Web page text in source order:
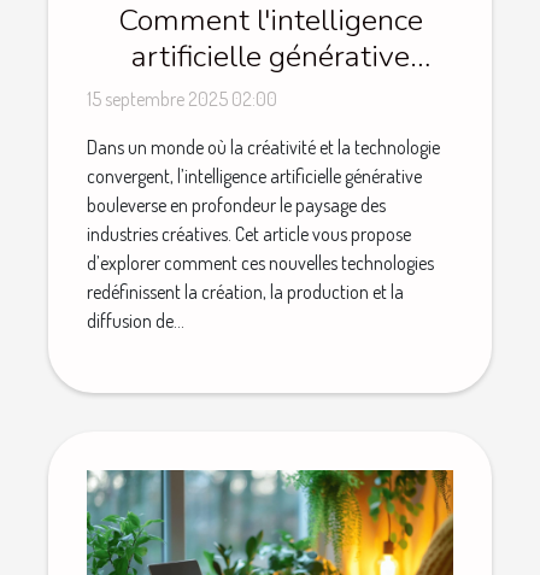
Comment l'intelligence
artificielle générative
transforme-t-elle les
industries créatives ?
15 septembre 2025 02:00
Dans un monde où la créativité et la technologie
convergent, l’intelligence artificielle générative
bouleverse en profondeur le paysage des
industries créatives. Cet article vous propose
d’explorer comment ces nouvelles technologies
redéfinissent la création, la production et la
diffusion de...